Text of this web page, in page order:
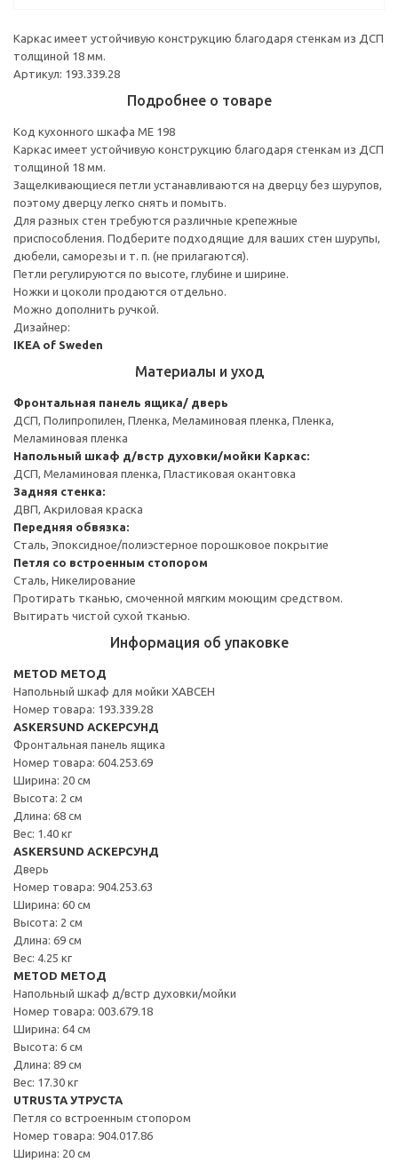
Каркас имеет устойчивую конструкцию благодаря стенкам из ДСП
толщиной 18 мм.
Артикул: 193.339.28
Подробнее о товаре
Код кухонного шкафа ME 198
Каркас имеет устойчивую конструкцию благодаря стенкам из ДСП
толщиной 18 мм.
Защелкивающиеся петли устанавливаются на дверцу без шурупов,
поэтому дверцу легко снять и помыть.
Для разных стен требуются различные крепежные
приспособления. Подберите подходящие для ваших стен шурупы,
дюбели, саморезы и т. п. (не прилагаются).
Петли регулируются по высоте, глубине и ширине.
Ножки и цоколи продаются отдельно.
Можно дополнить ручкой.
Дизайнер:
IKEA of Sweden
Материалы и уход
Фронтальная панель ящика/ дверь
ДСП, Полипропилен, Пленка, Меламиновая пленка, Пленка,
Меламиновая пленка
Напольный шкаф д/встр духовки/мойки Каркас:
ДСП, Меламиновая пленка, Пластиковая окантовка
Задняя стенка:
ДВП, Акриловая краска
Передняя обвязка:
Сталь, Эпоксидное/полиэстерное порошковое покрытие
Петля со встроенным стопором
Сталь, Никелирование
Протирать тканью, смоченной мягким моющим средством.
Вытирать чистой сухой тканью.
Информация об упаковке
METOD МЕТОД
Напольный шкаф для мойки ХАВСЕН
Номер товара: 193.339.28
ASKERSUND АСКЕРСУНД
Фронтальная панель ящика
Номер товара: 604.253.69
Ширина: 20 см
Высота: 2 см
Длина: 68 см
Вес: 1.40 кг
ASKERSUND АСКЕРСУНД
Дверь
Номер товара: 904.253.63
Ширина: 60 см
Высота: 2 см
Длина: 69 см
Вес: 4.25 кг
METOD МЕТОД
Напольный шкаф д/встр духовки/мойки
Номер товара: 003.679.18
Ширина: 64 см
Высота: 6 см
Длина: 89 см
Вес: 17.30 кг
UTRUSTA УТРУСТА
Петля со встроенным стопором
Номер товара: 904.017.86
Ширина: 20 см